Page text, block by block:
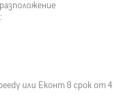
или Еконт в срок от 4